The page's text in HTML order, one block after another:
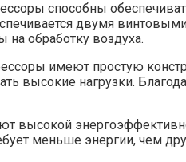
способны
двумя
на обработку воздуха.
имеют простую
высокие нагрузки.
высокой
меньше энергии, чем